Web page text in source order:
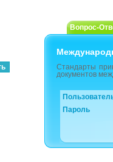
Вопрос-
Стандарты
документов
Пароль